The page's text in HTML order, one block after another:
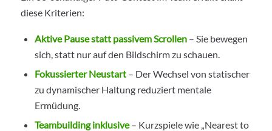
diese Kriterien:
Aktive Pause statt passivem Scrollen– Sie bewegen
sich, statt nur auf den Bildschirm zu schauen.
Fokussierter Neustart– Der Wechsel von statischer
zu dynamischer Haltung reduziert mentale
Ermüdung.
Teambuilding inklusive– Kurzspiele wie „Nearest to